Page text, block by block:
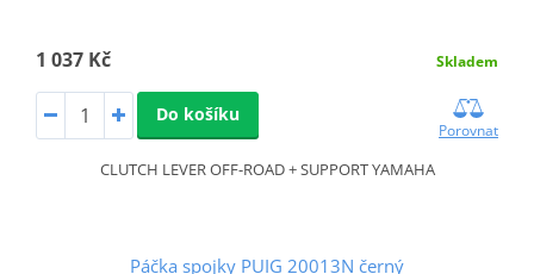
1 037 Kč Skladem
Do košíku
Porovnat
CLUTCH LEVER OFF-ROAD + SUPPORT YAMAHA
Páčka spojky PUIG 20013N černý